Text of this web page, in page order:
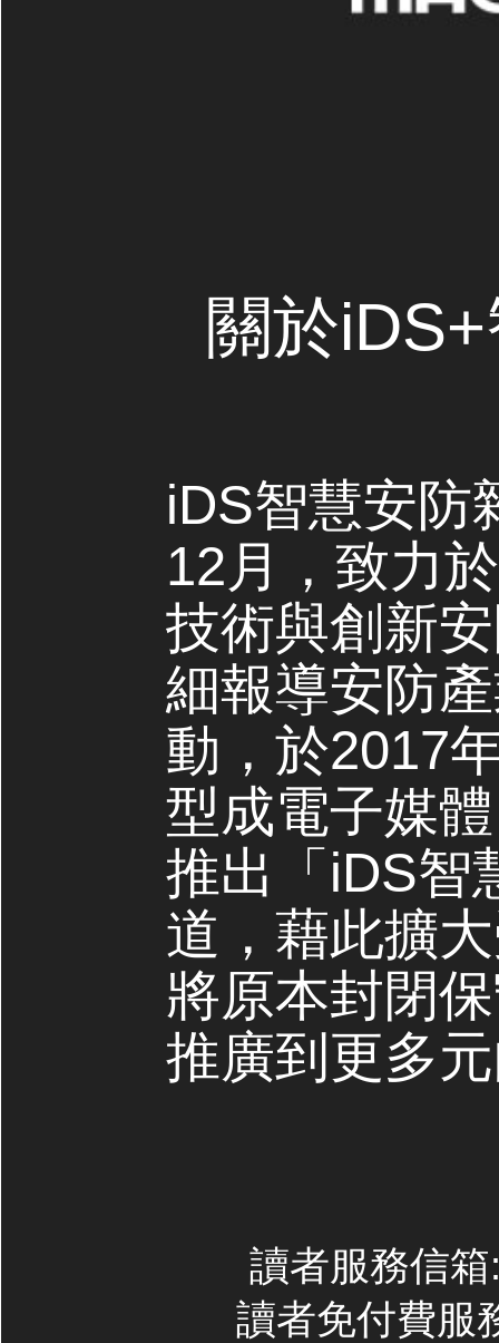
關於
iDS智慧安防
12月，致力
技術與創新
細報導安防
動，於2017
型成電子媒
推出「iDS智
道，藉此擴
將原本封閉
推廣到更多
讀者服務信
讀者免付費服